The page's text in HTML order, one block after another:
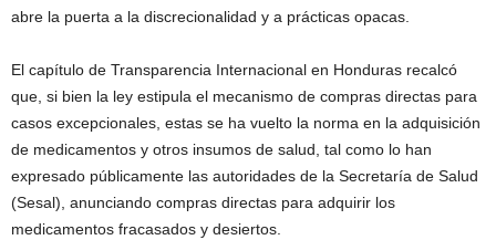
abre la puerta a la discrecionalidad y a prácticas opacas.
El capítulo de Transparencia Internacional en Honduras recalcó
que, si bien la ley estipula el mecanismo de compras directas para
casos excepcionales, estas se ha vuelto la norma en la adquisición
de medicamentos y otros insumos de salud, tal como lo han
expresado públicamente las autoridades de la Secretaría de Salud
(Sesal), anunciando compras directas para adquirir los
medicamentos fracasados y desiertos.